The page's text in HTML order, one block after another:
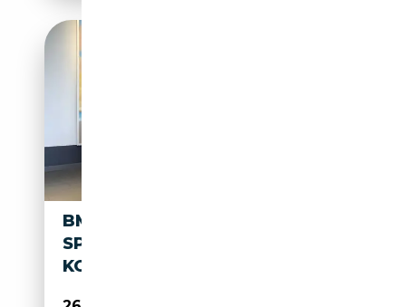
BMW X2 M SDR.20D AUT. M
SPORT
KOMF+LEDER+HIFI+AHK+NAVI